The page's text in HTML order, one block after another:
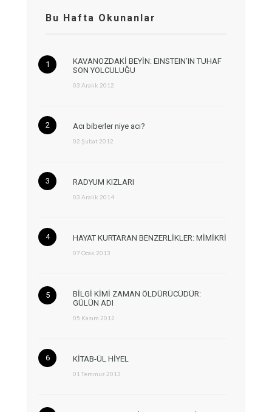
Bu Hafta Okunanlar
KAVANOZDAKİ BEYİN: EINSTEIN’IN TUHAF
SON YOLCULUĞU
03 Aralık 2012
Acı biberler niye acı?
02 Şubat 2012
RADYUM KIZLARI
03 Aralık 2014
HAYAT KURTARAN BENZERLİKLER: MİMİKRİ
07 Ocak 2013
BİLGİ KİMİ ZAMAN ÖLDÜRÜCÜDÜR:
GÜLÜN ADI
05 Kasım 2012
KİTAB-ÜL HİYEL
01 Temmuz 2013